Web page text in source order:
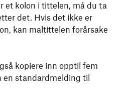
et kolon i tittelen, må du ta
det. Hvis det ikke er
kan maltittelen forårsake
kopiere inn opptil fem
standardmelding til